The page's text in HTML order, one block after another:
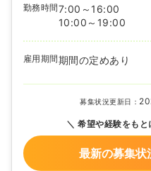
勤務時間7:00～16:00
10:00～19:00
雇用期間期間の定めあり
募集状況更新日：
希望や経験をもと
最新の募集状